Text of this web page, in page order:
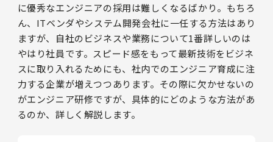
に優秀なエンジニアの採用は難しくなるばかり。もちろ
ん、ITベンダやシステム開発会社に一任する方法はあり
ますが、自社のビジネスや業務について1番詳しいのは
やはり社員です。スピード感をもって最新技術をビジネ
スに取り入れるためにも、社内でのエンジニア育成に注
力する企業が増えつつあります。その際に欠かせないの
がエンジニア研修ですが、具体的にどのような方法があ
るのか、詳しく解説します。